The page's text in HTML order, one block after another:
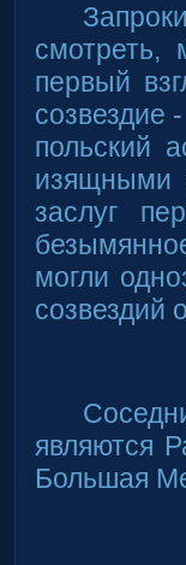
смотреть,
первый
созвездие
польский
изящными
заслуг
могли
созвездий
являются
Большая